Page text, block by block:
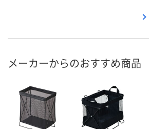
メーカーからのおすすめ商品